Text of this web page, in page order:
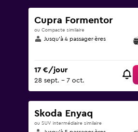
Cupra Formentor
ou Compacte similaire
Jusqu’à 4 passager·ères
17 €/jour
28 sept. - 7 oct.
Skoda Enyaq
ou SUV intermédiaire similaire